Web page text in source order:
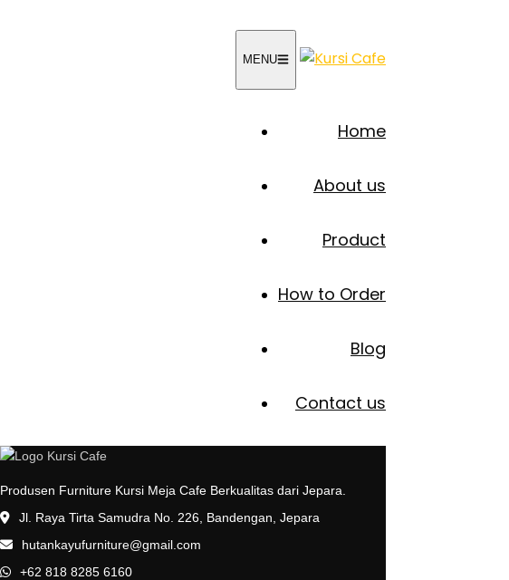
MENU
Home
About us
Product
How to Order
Blog
Contact us
Produsen Furniture Kursi Meja Cafe Berkualitas dari Jepara.
Jl. Raya Tirta Samudra No. 226, Bandengan, Jepara
hutankayufurniture@gmail.com
+62 818 8285 6160